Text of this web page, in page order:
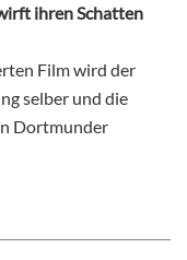
ihren Schatten
Film wird der
selber und die
Dortmunder